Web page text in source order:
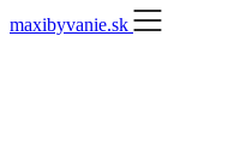
Skip
to
maxibyvanie.sk